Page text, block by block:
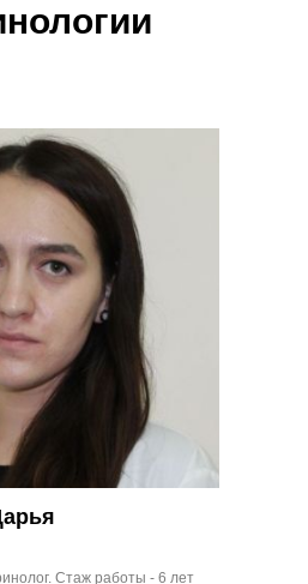
Стаж работы - 6 лет